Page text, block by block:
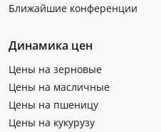
Ближайшие конференции
Динамика цен
Цены на зерновые
Цены на масличные
Цены на пшеницу
Цены на кукурузу